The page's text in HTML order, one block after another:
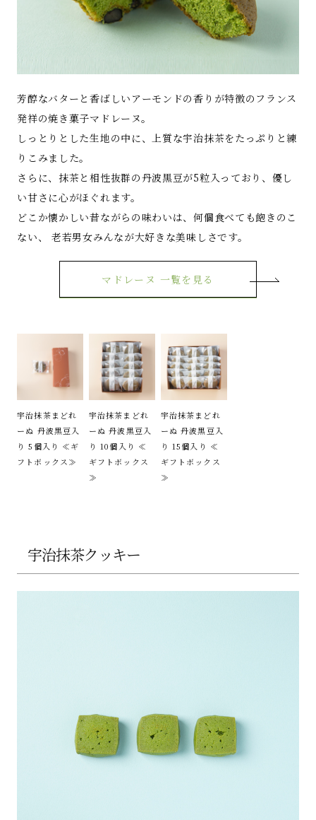
芳醇なバターと香ばしいアーモンドの香りが特徴のフランス
発祥の焼き菓子マドレーヌ。
しっとりとした生地の中に、上質な宇治抹茶をたっぷりと練
りこみました。
さらに、抹茶と相性抜群の丹波黒豆が5粒入っており、優し
い甘さに心がほぐれます。
どこか懐かしい昔ながらの味わいは、何個食べても飽きのこ
ない、 老若男女みんなが大好きな美味しさです。
マドレーヌ 一覧を見る
宇治抹茶まどれ
ーぬ 丹波黒豆入
り 5個入り ≪ギ
フトボックス≫
宇治抹茶まどれ
ーぬ 丹波黒豆入
り 10個入り ≪
ギフトボックス
≫
宇治抹茶まどれ
ーぬ 丹波黒豆入
り 15個入り ≪
ギフトボックス
≫
宇治抹茶クッキー